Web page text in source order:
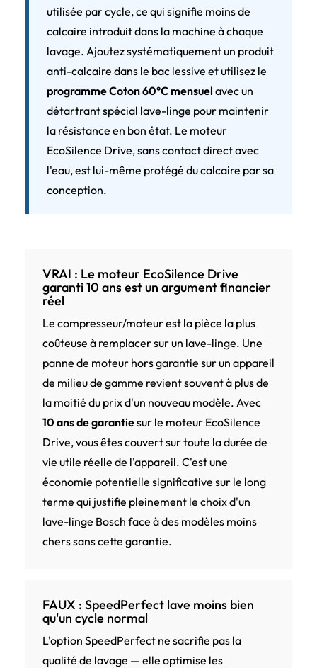
utilisée par cycle, ce qui signifie moins de
calcaire introduit dans la machine à chaque
lavage. Ajoutez systématiquement un produit
anti-calcaire dans le bac lessive et utilisez le
programme Coton 60°C mensuel avec un
détartrant spécial lave-linge pour maintenir
la résistance en bon état. Le moteur
EcoSilence Drive, sans contact direct avec
l'eau, est lui-même protégé du calcaire par sa
conception.
VRAI : Le moteur EcoSilence Drive
garanti 10 ans est un argument financier
réel
Le compresseur/moteur est la pièce la plus
coûteuse à remplacer sur un lave-linge. Une
panne de moteur hors garantie sur un appareil
de milieu de gamme revient souvent à plus de
la moitié du prix d'un nouveau modèle. Avec
10 ans de garantiesur le moteur EcoSilence
Drive, vous êtes couvert sur toute la durée de
vie utile réelle de l'appareil. C'est une
économie potentielle significative sur le long
terme qui justifie pleinement le choix d'un
lave-linge Bosch face à des modèles moins
chers sans cette garantie.
FAUX : SpeedPerfect lave moins bien
qu'un cycle normal
L'option SpeedPerfect ne sacrifie pas la
qualité de lavage — elle optimise les